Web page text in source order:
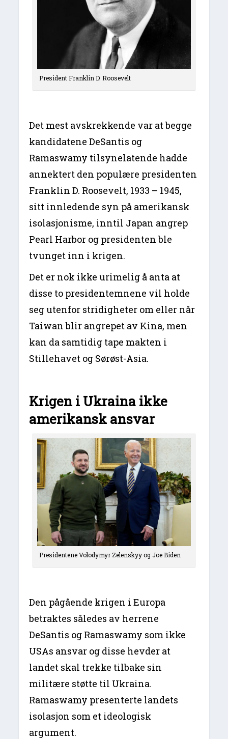
President Franklin D. Roosevelt
Det mest avskrekkende var at begge
kandidatene DeSantis og
Ramaswamy tilsynelatende hadde
annektert den populære presidenten
Franklin D. Roosevelt, 1933 – 1945,
sitt innledende syn på amerikansk
isolasjonisme, inntil Japan angrep
Pearl Harbor og presidenten ble
tvunget inn i krigen.
Det er nok ikke urimelig å anta at
disse to presidentemnene vil holde
seg utenfor stridigheter om eller når
Taiwan blir angrepet av Kina, men
kan da samtidig tape makten i
Stillehavet og Sørøst-Asia.
Krigen i Ukraina ikke
amerikansk ansvar
Presidentene Volodymyr Zelenskyy og Joe Biden
Den pågående krigen i Europa
betraktes således av herrene
DeSantis og Ramaswamy som ikke
USAs ansvar og disse hevder at
landet skal trekke tilbake sin
militære støtte til Ukraina.
Ramaswamy presenterte landets
isolasjon som et ideologisk
argument.